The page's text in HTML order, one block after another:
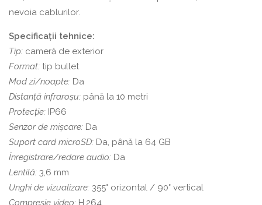
nevoia cablurilor.
Specificații tehnice:
Tip: cameră de exterior
Format: tip bullet
Mod zi/noapte: Da
Distanță infraroșu: până la 10 metri
Protecție: IP66
Senzor de mișcare: Da
Suport card microSD: Da, până la 64 GB
Înregistrare/redare audio: Da
Lentilă: 3,6 mm
Unghi de vizualizare: 355° orizontal / 90° vertical
Compresie video: H.264